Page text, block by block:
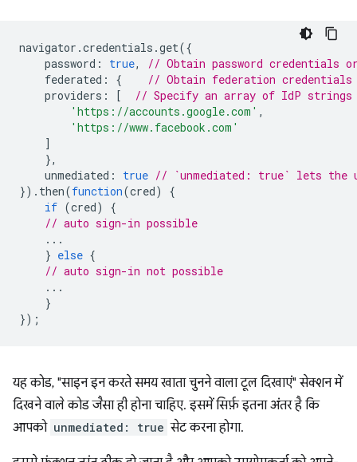
navigator .credentials .get({
password : true,
// Obtain password credentials
federated : {
// Obtain federation
providers : [
// Specify an array of IdP strings
'https://accounts.google.com' ,
'https://www.facebook.com'
]
},
unmediated : true // `unmediated: true` lets the
}). then(function(cred)
{
if (cred)
{
// auto sign-in possible
...
} else {
// auto sign-in not possible
...
}
});
यह कोड, "साइन इन करते समय खाता चुनने वाला टूल दिखाएं" सेक्शन में
दिखने वाले कोड जैसा ही होना चाहिए. इसमें सिर्फ़ इतना अंतर है कि
आपको unmediated: true सेट करना होगा.